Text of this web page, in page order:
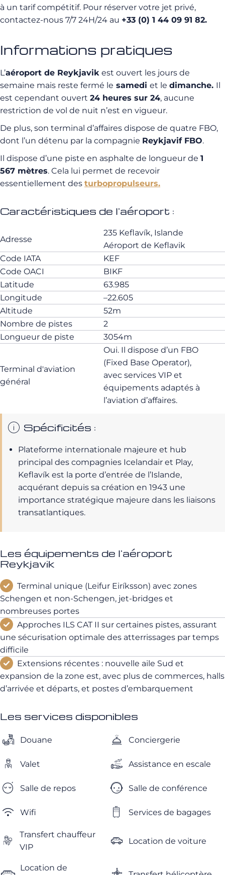
à un tarif compétitif. Pour réserver votre jet privé,
contactez-nous 7/7 24H/24 au +33 (0) 1 44 09 91 82.
Informations pratiques
L’aéroport de Reykjavik est ouvert les jours de
semaine mais reste fermé le samedi et le dimanche. Il
est cependant ouvert 24 heures sur 24, aucune
restriction de vol de nuit n’est en vigueur.
De plus, son terminal d’affaires dispose de quatre FBO,
dont l’un détenu par la compagnie Reykjavif FBO.
Il dispose d’une piste en asphalte de longueur de 1
567 mètres. Cela lui permet de recevoir
essentiellement des turbopropulseurs.
Caractéristiques de l'aéroport :
Adresse
235 Keflavík, Islande
Aéroport de Keflavik
Code IATA
KEF
Code OACI
BIKF
Latitude
63.985
Longitude
–22.605
Altitude
52m
Nombre de pistes
2
Longueur de piste
3054m
Terminal d'aviation
général
Oui. Il dispose d’un FBO
(Fixed Base Operator),
avec services VIP et
équipements adaptés à
l’aviation d’affaires.
Spécificités :
Plateforme internationale majeure et hub
principal des compagnies Icelandair et Play,
Keflavík est la porte d’entrée de l’Islande,
acquérant depuis sa création en 1943 une
importance stratégique majeure dans les liaisons
transatlantiques.
Les équipements de l'aéroport
Reykjavik
Terminal unique (Leifur Eiríksson) avec zones
Schengen et non‑Schengen, jet-bridges et
nombreuses portes
Approches ILS CAT II sur certaines pistes, assurant
une sécurisation optimale des atterrissages par temps
difficile
Extensions récentes : nouvelle aile Sud et
expansion de la zone est, avec plus de commerces, halls
d’arrivée et départs, et postes d’embarquement
Les services disponibles
Douane Conciergerie
Valet Assistance en escale
Salle de repos Salle de conférence
Wifi Services de bagages
Transfert chauffeur
VIP
Location de voiture
Location de